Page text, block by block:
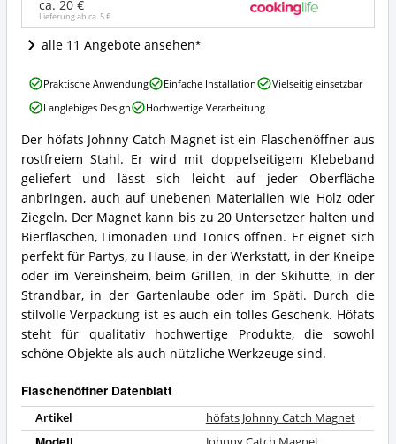
dieser
Flaschenöffner
erhältlich?
ca. 20 €
Lieferung ab ca.5 €
alle 11 Angebote ansehen
höfats
Johnny
Catch
Magnet
Zusammenfassung:
Was
bietet
dieser
Flaschenöffner?
Der höfats Johnny Catch Magnet ist ein Flaschenöffner aus
rostfreiem Stahl. Er wird mit doppelseitigem Klebeband
geliefert und lässt sich leicht auf jeder Oberfläche
anbringen, auch auf unebenen Materialien wie Holz oder
Ziegeln. Der Magnet kann bis zu 20 Untersetzer halten und
Bierflaschen, Limonaden und Tonics öffnen. Er eignet sich
perfekt für Partys, zu Hause, in der Werkstatt, in der Kneipe
oder im Vereinsheim, beim Grillen, in der Skihütte, in der
Strandbar, in der Gartenlaube oder im Späti. Durch die
stilvolle Verpackung ist es auch ein tolles Geschenk. Höfats
steht für qualitativ hochwertige Produkte, die sowohl
schöne Objekte als auch nützliche Werkzeuge sind.
Flaschenöffner Datenblatt
Artikel höfats Johnny Catch Magnet
höfats
Johnny
Catch
Vorteile:
Was
spricht
für
diesen
Flaschenöffner?
Praktische Anwendung Einfache Installation
Vielseitig einsetzbar
Langlebiges Design
Hochwertige Verarbeitung